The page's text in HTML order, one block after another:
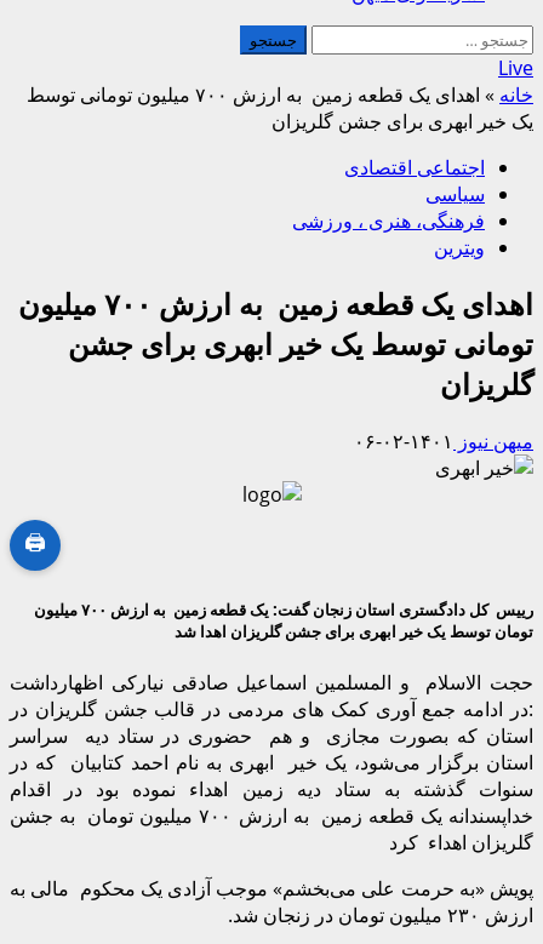
جستجو
برای:
Live
خانه »
اهدای یک قطعه زمین به ارزش ۷۰۰ میلیون تومانی توسط
یک خیر ابهری برای جشن گلریزان
اجتماعی اقتصادی
سیاسی
فرهنگی، هنری ، ورزشی
ویترین
اهدای یک قطعه زمین به ارزش ۷۰۰ میلیون
تومانی توسط یک خیر ابهری برای جشن
گلریزان
میهن نیوز ۱۴۰۱-۰۲-۰۶
🖨
رییس کل دادگستری استان زنجان گفت: یک قطعه زمین به ارزش ۷۰۰میلیون
تومان توسط یک خیر ابهری برای جشن گلریزان اهدا شد
حجت الاسلام و المسلمین اسماعیل صادقی نیارکی اظهارداشت
:در ادامه جمع آوری کمک های مردمی در قالب جشن گلریزان در
استان که بصورت مجازی و هم حضوری در ستاد دیه سراسر
استان برگزار می‌شود، یک خیر ابهری به نام‌ احمد کتابیان که در
سنوات گذشته به ستاد دیه زمین اهداء نموده بود در اقدام
خداپسندانه یک قطعه زمین به ارزش ۷۰۰ میلیون تومان به جشن
گلریزان اهداء کرد
پویش «به حرمت علی می‌بخشم» موجب آزادی یک محکوم مالی به
ارزش ۲۳۰ میلیون تومان در زنجان شد.